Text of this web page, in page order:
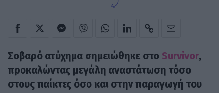
Σοβαρό ατύχημα σημειώθηκε στο Survivor,
προκαλώντας μεγάλη αναστάτωση τόσο
στους παίκτες όσο και στην παραγωγή του